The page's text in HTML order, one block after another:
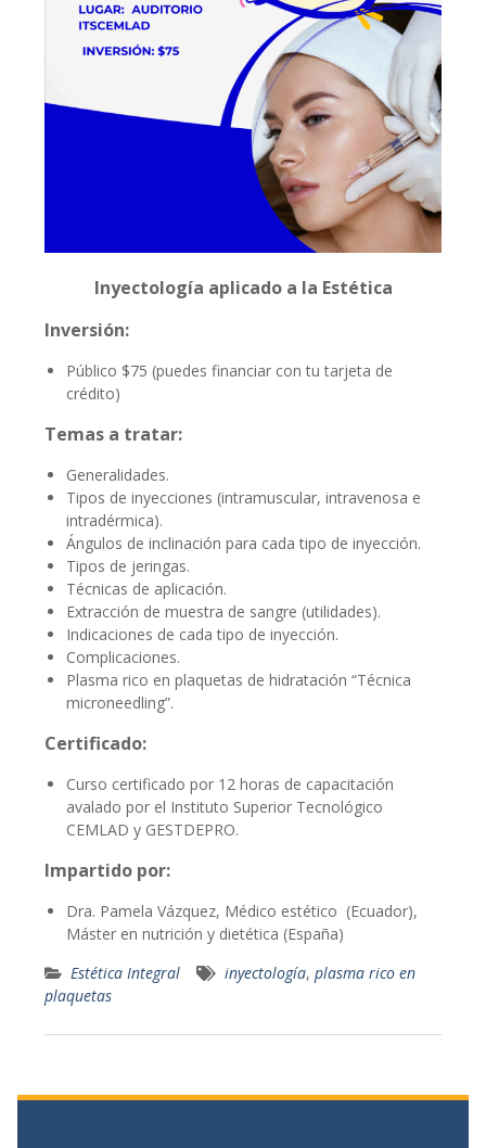
Inyectología aplicado a la Estética
Inversión:
Público $75 (puedes financiar con tu tarjeta de
crédito)
Temas a tratar:
Generalidades.
Tipos de inyecciones (intramuscular, intravenosa e
intradérmica).
Ángulos de inclinación para cada tipo de inyección.
Tipos de jeringas.
Técnicas de aplicación.
Extracción de muestra de sangre (utilidades).
Indicaciones de cada tipo de inyección.
Complicaciones.
Plasma rico en plaquetas de hidratación “Técnica
microneedling”.
Certificado:
Curso certificado por 12 horas de capacitación
avalado por el Instituto Superior Tecnológico
CEMLAD y GESTDEPRO.
Impartido por:
Dra. Pamela Vázquez, Médico estético (Ecuador),
Máster en nutrición y dietética (España)
Estética Integral
inyectología, plasma rico en
plaquetas